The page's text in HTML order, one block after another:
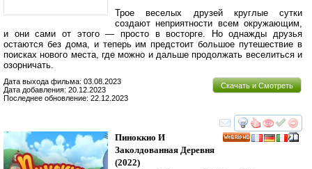
Трое веселых друзей круглые сутки
создают неприятности всем окружающим,
и они сами от этого — просто в восторге. Но однажды друзья
остаются без дома, и теперь им предстоит большое путешествие в
поисках нового места, где можно и дальше продолжать веселиться и
озорничать.
Скачать и Смотреть
Дата выхода фильма: 03.08.2023
Дата добавления: 20.12.2023
Последнее обновление: 22.12.2023
смотреть
Пиноккио И
Заколдованная Деревня
(2022)